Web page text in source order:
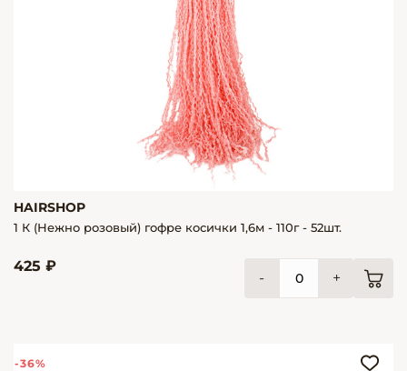
HAIRSHOP
1 К (Нежно розовый) гофре косички 1,6м - 110г - 52шт.
425 ₽
- +
-36%